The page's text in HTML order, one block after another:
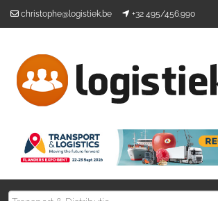
christophe@logistiek.be +32 495/456.990